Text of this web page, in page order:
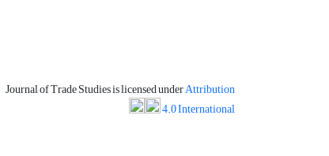
Journal of Trade Studies is licensed underAttribution
4.0 International